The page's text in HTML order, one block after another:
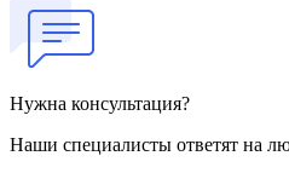
Нужна консультация?
Наши специалисты ответят на